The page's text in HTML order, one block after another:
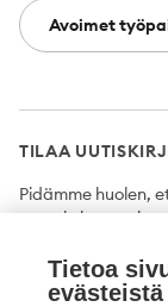
Avoimet
TILAA
Pidämme huolen,
uutuuksista
Tilaa
Tietoa
evästeistä